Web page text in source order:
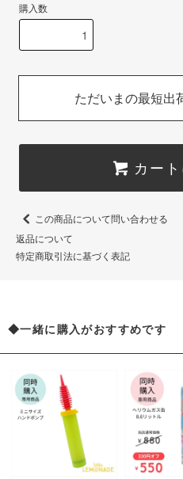
購入数
ただいまの最短出
カー
この商品について問い合わせる
返品について
特定商取引法に基づく表記
◆一緒に購入がおすすめです